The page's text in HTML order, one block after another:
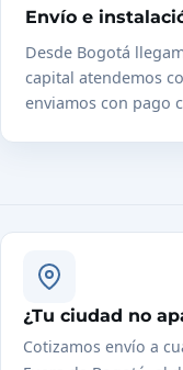
Envío e
Desde Bogotá
capital atendemos
enviamos con pago
¿Tu ciudad no
Cotizamos envío a